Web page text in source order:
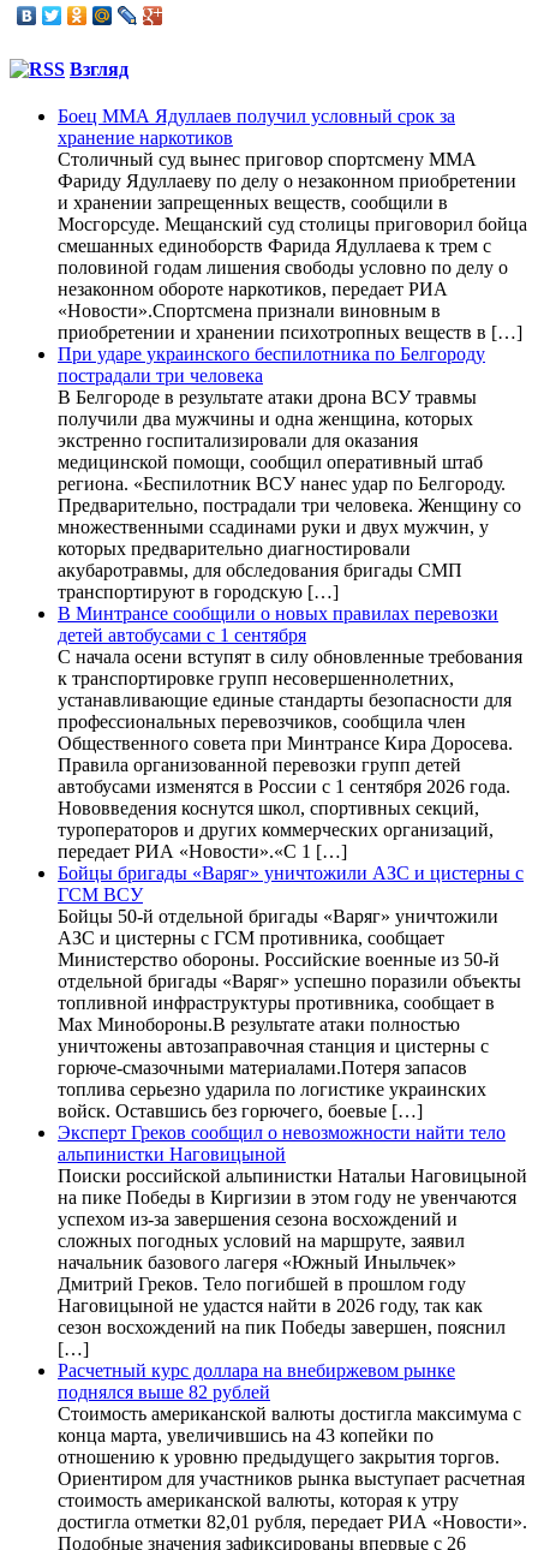
Взгляд
Боец ММА Ядуллаев получил условный срок за
хранение наркотиков
Столичный суд вынес приговор спортсмену ММА
Фариду Ядуллаеву по делу о незаконном приобретении
и хранении запрещенных веществ, сообщили в
Мосгорсуде. Мещанский суд столицы приговорил бойца
смешанных единоборств Фарида Ядуллаева к трем с
половиной годам лишения свободы условно по делу о
незаконном обороте наркотиков, передает РИА
«Новости».Спортсмена признали виновным в
приобретении и хранении психотропных веществ в […]
При ударе украинского беспилотника по Белгороду
пострадали три человека
В Белгороде в результате атаки дрона ВСУ травмы
получили два мужчины и одна женщина, которых
экстренно госпитализировали для оказания
медицинской помощи, сообщил оперативный штаб
региона. «Беспилотник ВСУ нанес удар по Белгороду.
Предварительно, пострадали три человека. Женщину со
множественными ссадинами руки и двух мужчин, у
которых предварительно диагностировали
акубаротравмы, для обследования бригады СМП
транспортируют в городскую […]
В Минтрансе сообщили о новых правилах перевозки
детей автобусами с 1 сентября
С начала осени вступят в силу обновленные требования
к транспортировке групп несовершеннолетних,
устанавливающие единые стандарты безопасности для
профессиональных перевозчиков, сообщила член
Общественного совета при Минтрансе Кира Доросева.
Правила организованной перевозки групп детей
автобусами изменятся в России с 1 сентября 2026 года.
Нововведения коснутся школ, спортивных секций,
туроператоров и других коммерческих организаций,
передает РИА «Новости».«С 1 […]
Бойцы бригады «Варяг» уничтожили АЗС и цистерны с
ГСМ ВСУ
Бойцы 50-й отдельной бригады «Варяг» уничтожили
АЗС и цистерны с ГСМ противника, сообщает
Министерство обороны. Российские военные из 50-й
отдельной бригады «Варяг» успешно поразили объекты
топливной инфраструктуры противника, сообщает в
Max Минобороны.В результате атаки полностью
уничтожены автозаправочная станция и цистерны с
горюче-смазочными материалами.Потеря запасов
топлива серьезно ударила по логистике украинских
войск. Оставшись без горючего, боевые […]
Эксперт Греков сообщил о невозможности найти тело
альпинистки Наговицыной
Поиски российской альпинистки Натальи Наговицыной
на пике Победы в Киргизии в этом году не увенчаются
успехом из-за завершения сезона восхождений и
сложных погодных условий на маршруте, заявил
начальник базового лагеря «Южный Иныльчек»
Дмитрий Греков. Тело погибшей в прошлом году
Наговицыной не удастся найти в 2026 году, так как
сезон восхождений на пик Победы завершен, пояснил
[…]
Расчетный курс доллара на внебиржевом рынке
поднялся выше 82 рублей
Стоимость американской валюты достигла максимума с
конца марта, увеличившись на 43 копейки по
отношению к уровню предыдущего закрытия торгов.
Ориентиром для участников рынка выступает расчетная
стоимость американской валюты, которая к утру
достигла отметки 82,01 рубля, передает РИА «Новости».
Подобные значения зафиксированы впервые с 26